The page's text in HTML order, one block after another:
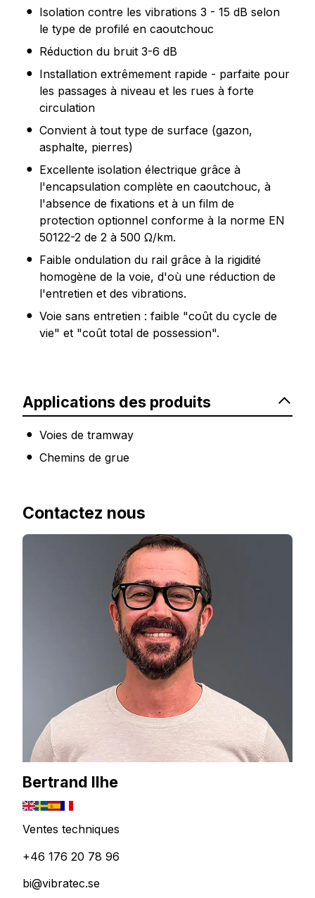
Isolation contre les vibrations 3 - 15 dB selon
le type de profilé en caoutchouc
Réduction du bruit 3-6 dB
Installation extrêmement rapide - parfaite pour
les passages à niveau et les rues à forte
circulation
Convient à tout type de surface (gazon,
asphalte, pierres)
Excellente isolation électrique grâce à
l'encapsulation complète en caoutchouc, à
l'absence de fixations et à un film de
protection optionnel conforme à la norme EN
50122-2 de 2 à 500 Ω/km.
Faible ondulation du rail grâce à la rigidité
homogène de la voie, d'où une réduction de
l'entretien et des vibrations.
Voie sans entretien : faible "coût du cycle de
vie" et "coût total de possession".
Applications des produits
Voies de tramway
Chemins de grue
Contactez nous
Bertrand Ilhe
Ventes techniques
+46 176 20 78 96
bi@vibratec.se